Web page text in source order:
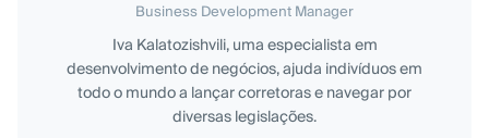
Business Development Manager
Iva Kalatozishvili, uma especialista em
desenvolvimento de negócios, ajuda indivíduos em
todo o mundo a lançar corretoras e navegar por
diversas legislações.